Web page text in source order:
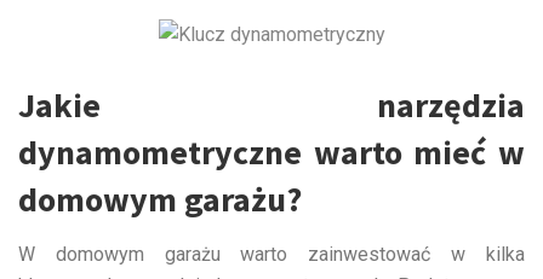
Jakie narzędzia
dynamometryczne warto mieć w
domowym garażu?
W domowym garażu warto zainwestować w kilka